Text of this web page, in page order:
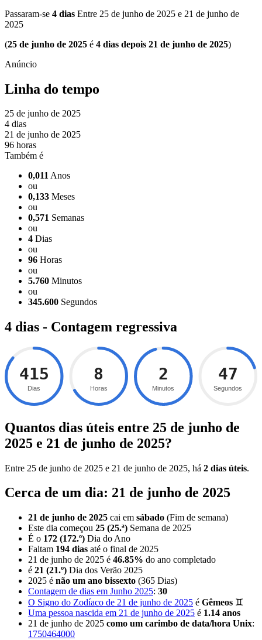
Passaram-se 4 dias Entre 25 de junho de 2025 e 21 de junho de
2025
(25 de junho de 2025 é 4 dias depois 21 de junho de 2025)
Linha do tempo
25 de junho de 2025
4 dias
21 de junho de 2025
96 horas
Também é
0,011Anos
ou
0,133 Meses
ou
0,571 Semanas
ou
4 Dias
ou
96 Horas
ou
5.760 Minutos
ou
345.600 Segundos
4 dias - Contagem regressiva
415
Dias
8
Horas
2
Minutos
46
Segundos
Quantos dias úteis entre 25 de junho de
2025 e 21 de junho de 2025?
Entre 25 de junho de 2025 e 21 de junho de 2025, há 2 dias úteis.
Cerca de um dia: 21 de junho de 2025
21 de junho de 2025 cai em sábado (Fim de semana)
Este dia começou 25 (25.ª) Semana de 2025
É o 172 (172.º) Dia do Ano
Faltam 194 dias até o final de 2025
21 de junho de 2025 é 46.85% do ano completado
é 21 (21.º) Dia dos Verão 2025
2025 é não um ano bissexto (365 Dias)
Contagem de dias em Junho 2025: 30
O Signo do Zodíaco de 21 de junho de 2025 é Gêmeos ♊
Uma pessoa nascida em 21 de junho de 2025 é 1.14 anos
21 de junho de 2025 como um carimbo de data/hora Unix:
1750464000